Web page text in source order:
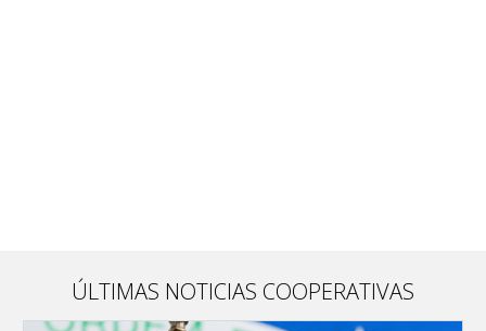
ÚLTIMAS NOTICIAS COOPERATIVAS